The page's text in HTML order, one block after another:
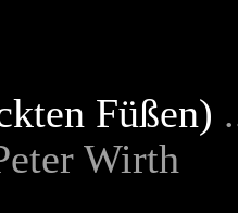
Füßen)
Wirth